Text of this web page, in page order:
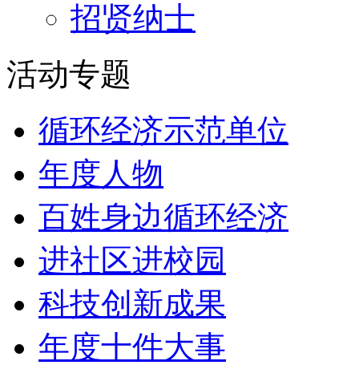
招贤纳士
活动专题
循环经济示范单位
年度人物
百姓身边循环经济
进社区进校园
科技创新成果
年度十件大事